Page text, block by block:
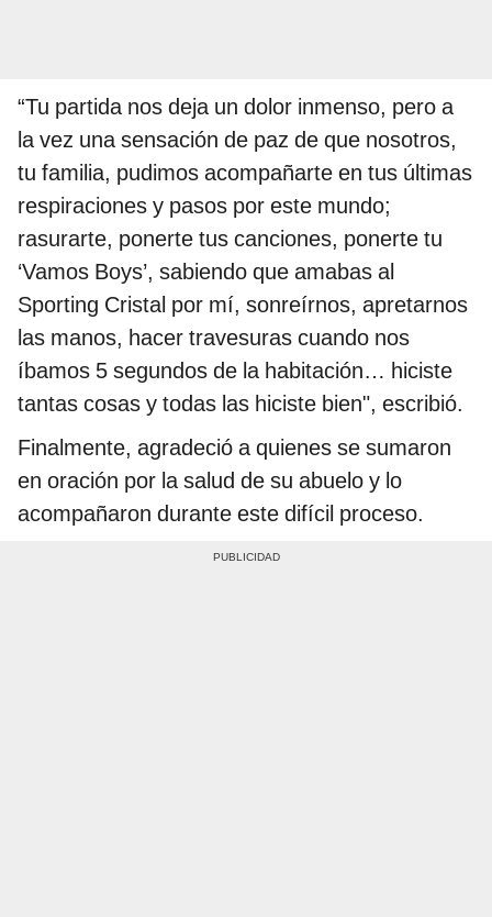
“Tu partida nos deja un dolor inmenso, pero a
la vez una sensación de paz de que nosotros,
tu familia, pudimos acompañarte en tus últimas
respiraciones y pasos por este mundo;
rasurarte, ponerte tus canciones, ponerte tu
‘Vamos Boys’, sabiendo que amabas al
Sporting Cristal por mí, sonreírnos, apretarnos
las manos, hacer travesuras cuando nos
íbamos 5 segundos de la habitación… hiciste
tantas cosas y todas las hiciste bien", escribió.
Finalmente, agradeció a quienes se sumaron
en oración por la salud de su abuelo y lo
acompañaron durante este difícil proceso.